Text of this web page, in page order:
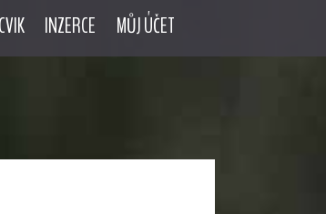
INZERCE MŮJ ÚČET